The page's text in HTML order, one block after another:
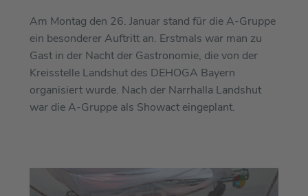
Am Montag den 26. Januar stand für die A-Gruppe
ein besonderer Auftritt an. Erstmals war man zu
Gast in der Nacht der Gastronomie, die von der
Kreisstelle Landshut des DEHOGA Bayern
organisiert wurde. Nach der Narrhalla Landshut
war die A-Gruppe als Showact eingeplant.